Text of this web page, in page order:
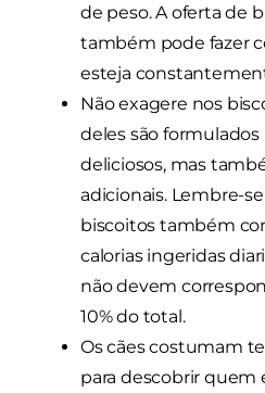
de peso. A oferta de
também pode fazer
esteja
Não exagere nos
deles são
deliciosos, mas
adicionais. Lembre-
biscoitos também
calorias ingeridas
não devem
10% do total.
Os cães costumam
para descobrir quem